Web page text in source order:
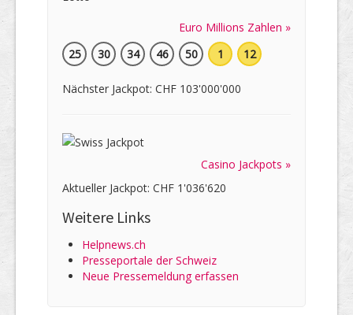
Euro Millions Zahlen »
25
30 34 46 50 1 12
Nächster Jackpot: CHF 103'000'000
Casino Jackpots »
Aktueller Jackpot: CHF 1'036'620
Weitere Links
Helpnews.ch
Presseportale der Schweiz
Neue Pressemeldung erfassen